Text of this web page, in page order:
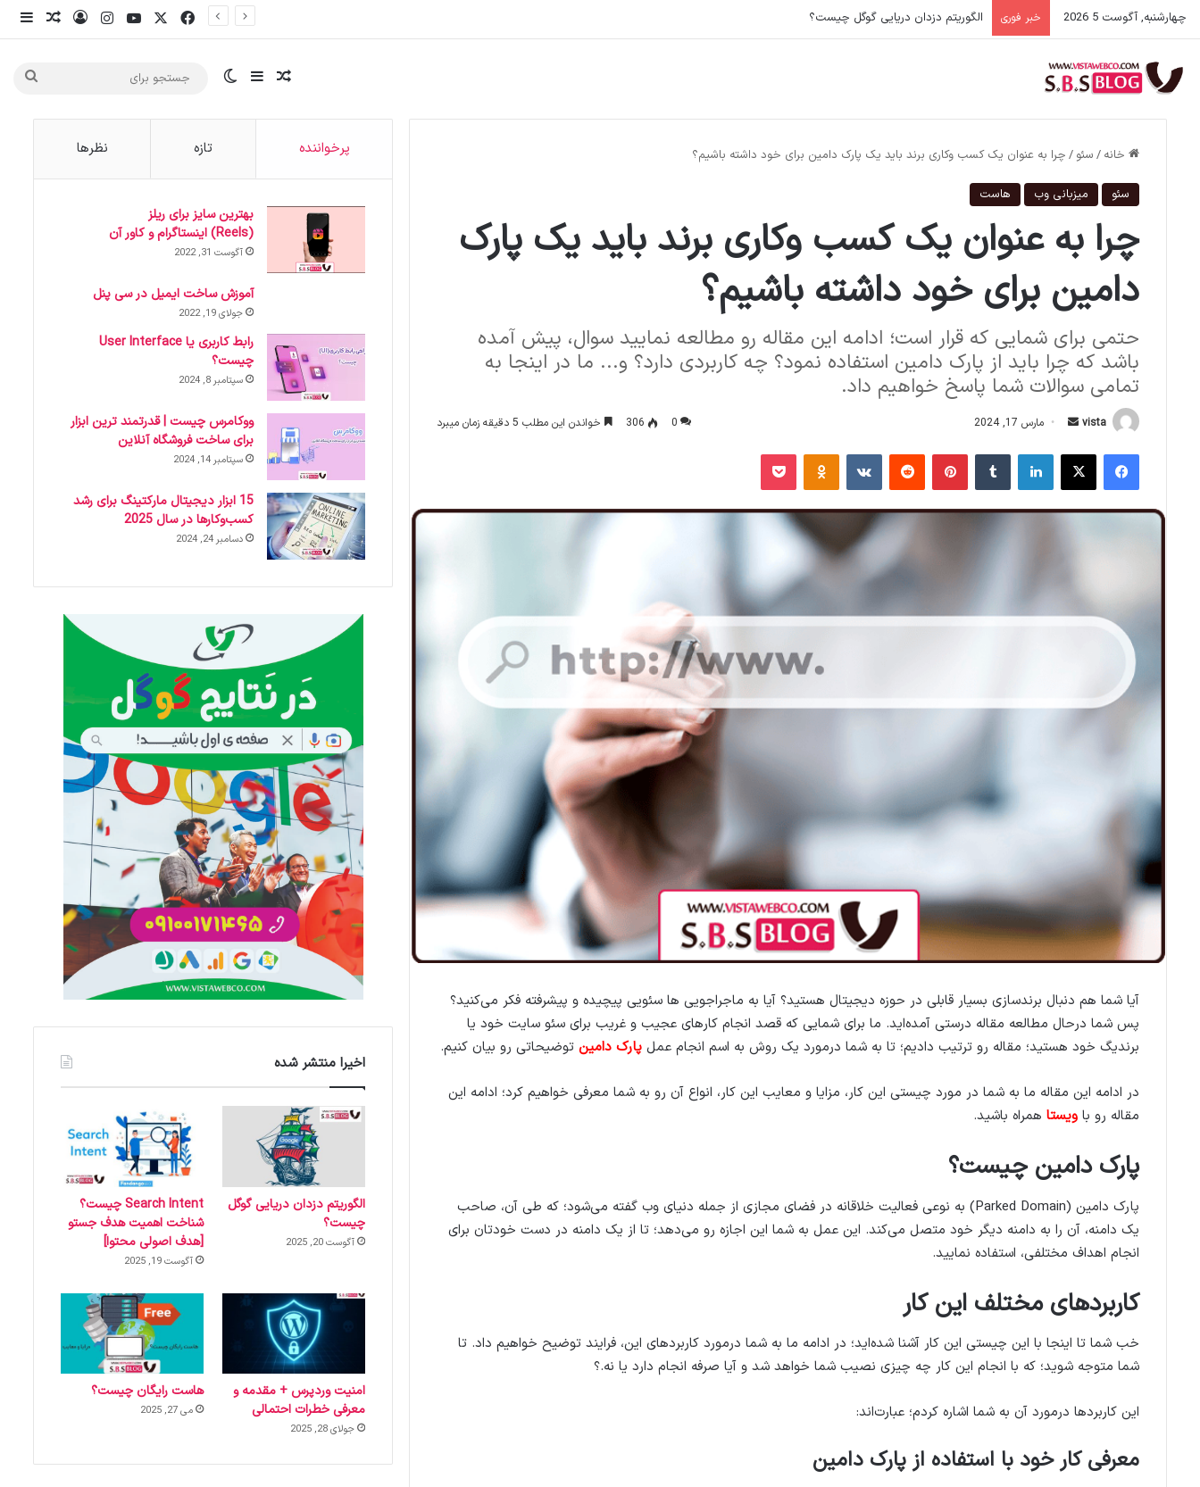
چهارشنبه, آگوست 5 2026 خبر فوری الگوریتم دزدان دریایی گوگل چیست؟ فیس بوک یوتیوباینستاگرام
ورود
نوشته تصادفی
سایدبار تغییر پوسته
خانه / سئو / چرا به عنوان یک کسب وکاری برند باید یک پارک دامین برای خود داشته باشیم؟
سئو میزبانی وب هاست
چرا به عنوان یک کسب وکاری برند باید یک پارک
دامین برای خود داشته باشیم؟
حتمی برای شمایی که قرار است؛ ادامه این مقاله رو مطالعه نمایید سوال، پیش آمده
باشد که چرا باید از پارک دامین استفاده نمود؟ چه کاربردی دارد؟ و... ما در اینجا به
تمامی سوالات شما پاسخ خواهیم داد.
vista
ا
ل
ل
مارس 17, 2024 0
306 خواندن این مطلب 5 دقیقه زمان میبرد
فیس بوک لینکدین ‫پین‌ترست ‫رددیت
آیا شما هم دنبال برندسازی بسیار قابلی در حوزه دیجیتال هستید؟ آیا به ماجراجویی ها سئویی پیچیده و پیشرفته فکر می‌کنید؟
پس شما درحال مطالعه مقاله درستی آمده‌اید. ما برای شمایی که قصد انجام کارهای عجیب و غریب برای سئو سایت خود یا
برندیگ خود هستید؛ مقاله رو ترتیب دادیم؛ تا به شما درمورد یک روش به اسم انجام عمل پارک دامین توضیحاتی رو بیان کنیم.
در ادامه این مقاله ما به شما در مورد چیستی این کار، مزایا و معایب این کار، انواع آن رو به شما معرفی خواهیم کرد؛ ادامه این
مقاله رو با ویستا همراه باشید.
پارک دامین چیست؟
پارک دامین (Parked Domain) به نوعی فعالیت خلاقانه در فضای مجازی از جمله دنیای وب گفته می‌شود؛ که طی آن، صاحب
یک دامنه، آن را به دامنه دیگر خود متصل می‌کند. این عمل به شما این اجازه رو می‌دهد؛ تا از یک دامنه در دست خودتان برای
انجام اهداف مختلفی، استفاده نمایید.
کاربردهای مختلف این کار
خب شما تا اینجا با این چیستی این کار آشنا شده‌اید؛ در ادامه ما به شما درمورد کاربردهای این، فرایند توضیح خواهیم داد. تا
شما متوجه شوید؛ که با انجام این کار چه چیزی نصیب شما خواهد شد و آیا صرفه انجام دارد یا نه.؟
این کاربردها درمورد آن به شما اشاره کردم؛ عبارت‌اند:
معرفی کار خود با استفاده از پارک دامین
پرخواننده تازه نظرها
بهترین سایز برای ریلز
(Reels) اینستاگرام و کاور آن
آگوست 31, 2022
آموزش ساخت ایمیل در سی پنل
جولای 19, 2022
رابط کاربری یا User Interface
چیست؟
سپتامبر 8, 2024
ووکامرس چیست | قدرتمند ترین ابزار
برای ساخت فروشگاه آنلاین
سپتامبر 14, 2024
15 ابزار دیجیتال مارکتینگ برای رشد
کسب‌وکارها در سال 2025
دسامبر 24, 2024
اخیرا منتشر شده
الگوریتم دزدان دریایی گوگل
چیست؟
آگوست 20, 2025
Search Intent چیست؟
شناخت اهمیت هدف جستو
[هدف اصولی محتوا]
آگوست 19, 2025
امنیت وردپرس + مقدمه و
معرفی خطرات احتمالی
جولای 28, 2025
هاست رایگان چیست؟
می 27, 2025